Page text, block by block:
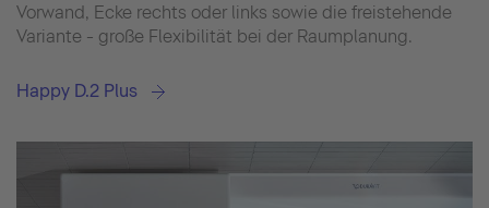
Vorwand, Ecke rechts oder links sowie die freistehende
Variante - große Flexibilität bei der Raumplanung.
Happy D.2 Plus